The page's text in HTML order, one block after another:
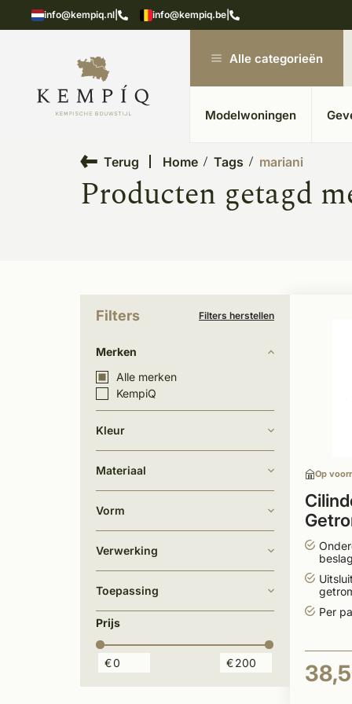
info@kempiq.nl info@kempiq.be
in Kesteren Unieke materialen in
Alle categorieën
Modelwoningen
Terug Home Tags mariani
Producten getagd
Filters Filters herstellen
Merken
Alle merken
KempiQ
Kleur
Materiaal
Vorm
Verwerking
Toepassing
Prijs
€ €
Op
Per